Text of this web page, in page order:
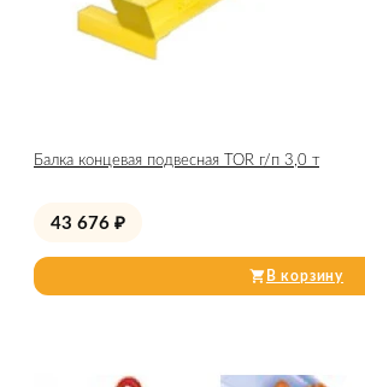
Балка концевая подвесная TOR г/п 3,0 т
43 676 ₽
В корзину